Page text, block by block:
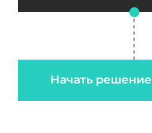
Начать